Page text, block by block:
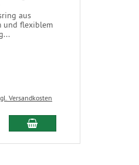
aus
und flexiblem
Versandkosten
In den Warenkorb